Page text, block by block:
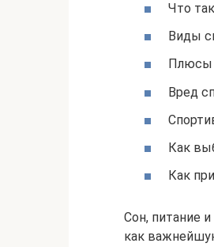
Что
Виды
Плюсы
Вред
Как
Как
Сон, питание
как